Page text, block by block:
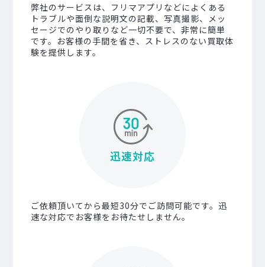
弊社のサービスは、フリマアプリなどによくある
トラブルや面倒な説明文の記載、写真撮影、メッ
セージでのやり取りなど一切不要で、非常に簡単
です。お客様の手間を省き、ストレスのない買取体
験を提供します。
迅速対応
ご依頼頂いてから最短30分でご訪問可能です。迅
速な対応でお客様をお待たせしません。